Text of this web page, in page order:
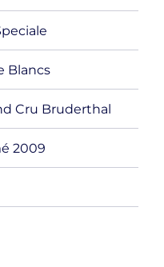
Blancs
Cru Bruderthal
2009